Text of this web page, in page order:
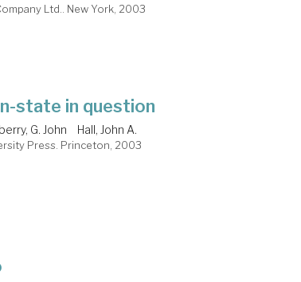
Ltd.. New York, 2003
state in question
G. John Hall, John A.
Press. Princeton, 2003